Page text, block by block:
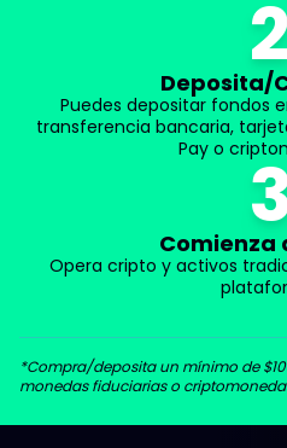
2
Deposita/
Puedes depositar fondos
transferencia bancaria,
Pay o
Comienza
Opera cripto y activos
*Compra/deposita un mínimo de
monedas fiduciarias o